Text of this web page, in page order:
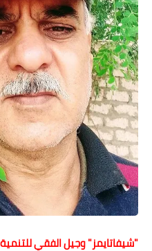
"شيفاتايمز" وجيل الفقي